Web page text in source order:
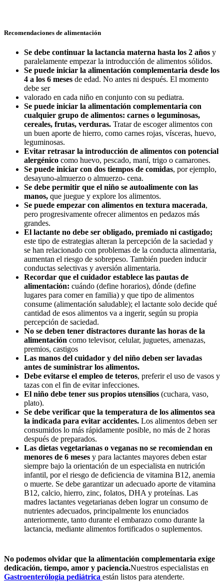
Recomendaciones de alimentación
Se debe continuar la lactancia materna hasta los 2 años y
paralelamente empezar la introducción de alimentos sólidos.
Se puede iniciar la alimentación complementaria desde los
4 a los 6 meses de edad. No antes ni después. El momento
debe ser
valorado en cada niño en conjunto con su pediatra.
Se puede iniciar la alimentación complementaria con
cualquier grupo de alimentos: carnes o leguminosas,
cereales, frutas, verduras. Tratar de escoger alimentos con
un buen aporte de hierro, como carnes rojas, vísceras, huevo,
leguminosas.
Evitar retrasar la introducción de alimentos con potencial
alergénico como huevo, pescado, maní, trigo o camarones.
Se puede iniciar con dos tiempos de comidas, por ejemplo,
desayuno-almuerzo o almuerzo- cena.
Se debe permitir que el niño se autoalimente con las
manos, que juegue y explore los alimentos.
Se puede empezar con alimentos en textura macerada,
pero progresivamente ofrecer alimentos en pedazos más
grandes.
El lactante no debe ser obligado, premiado ni castigado;
este tipo de estrategias alteran la percepción de la saciedad y
se han relacionado con problemas de la conducta alimentaria,
aumentan el riesgo de sobrepeso. También pueden inducir
conductas selectivas y aversión alimentaria.
Recordar que el cuidador establece las pautas de
alimentación: cuándo (define horarios), dónde (define
lugares para comer en familia) y que tipo de alimentos
consume (alimentación saludable); el lactante solo decide qué
cantidad de esos alimentos va a ingerir, según su propia
percepción de saciedad.
No se deben tener distractores durante las horas de la
alimentación como televisor, celular, juguetes, amenazas,
premios, castigos
Las manos del cuidador y del niño deben ser lavadas
antes de suministrar los alimentos.
Debe evitarse el empleo de teteros, preferir el uso de vasos y
tazas con el fin de evitar infecciones.
El niño debe tener sus propios utensilios (cuchara, vaso,
plato).
Se debe verificar que la temperatura de los alimentos sea
la indicada para evitar accidentes. Los alimentos deben ser
consumidos lo más rápidamente posible, no más de 2 horas
después de preparados.
Las dietas vegetarianas o veganas no se recomiendan en
menores de 6 meses y para lactantes mayores deben estar
siempre bajo la orientación de un especialista en nutrición
infantil, por el riesgo de deficiencia de vitamina B12, anemia
o muerte. Se debe garantizar un adecuado aporte de vitamina
B12, calcio, hierro, zinc, folatos, DHA y proteínas. Las
madres lactantes vegetarianas deben lograr un consumo de
nutrientes adecuados, principalmente los enunciados
anteriormente, tanto durante el embarazo como durante la
lactancia, mediante alimentos fortificados o suplementos.
No podemos olvidar que la alimentación complementaria exige
dedicación, tiempo, amor y paciencia.Nuestros especialistas en
Gastroenterólogia pediátrica están listos para atenderte.